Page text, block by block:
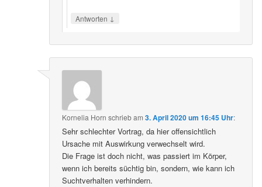
Antworten ↓
Kornelia Horn schriebam3. April 2020 um 16:45 Uhr:
Sehr schlechter Vortrag, da hier offensichtlich
Ursache mit Auswirkung verwechselt wird.
Die Frage ist doch nicht, was passiert im Körper,
wenn ich bereits süchtig bin, sondern, wie kann ich
Suchtverhalten verhindern.